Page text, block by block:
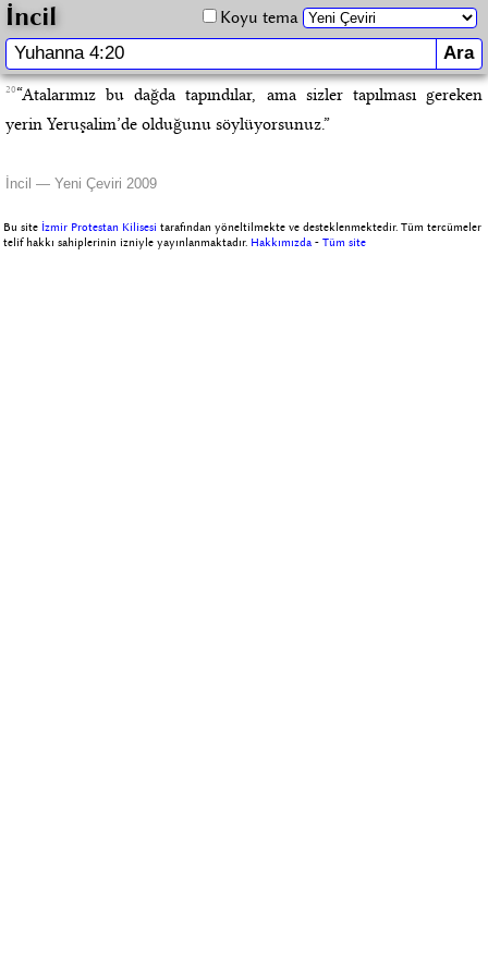
İncil Koyu tema
20“Atalarımız bu dağda tapındılar, ama sizler tapılması gereken
yerin Yeruşalim’de olduğunu söylüyorsunuz.”
İncil — Yeni Çeviri 2009
Bu site İzmir Protestan Kilisesi tarafından yöneltilmekte ve desteklenmektedir. Tüm tercümeler
telif hakkı sahiplerinin izniyle yayınlanmaktadır. Hakkımızda -Tüm site